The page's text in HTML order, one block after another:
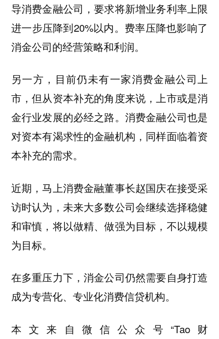
导消费金融公司，要求将新增业务利率上限
进一步压降到20%以内。费率压降也影响了
消金公司的经营策略和利润。
另一方，目前仍未有一家消费金融公司上
市，但从资本补充的角度来说，上市或是消
金行业发展的必经之路。消费金融公司也是
对资本有渴求性的金融机构，同样面临着资
本补充的需求。
近期，马上消费金融董事长赵国庆在接受采
访时认为，未来大多数公司会继续选择稳健
和审慎，将以做精、做强为目标，不以规模
为目标。
在多重压力下，消金公司仍然需要自身打造
成为专营化、专业化消费信贷机构。
本文来自微信公众号“Tao财